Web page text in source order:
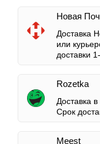
Новая
Доставка
или
доставки
Rozetka
Доставка
Срок
Meest